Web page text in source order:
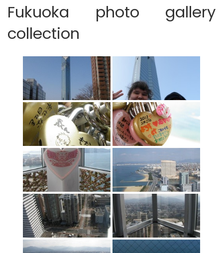
Fukuoka photo gallery
collection